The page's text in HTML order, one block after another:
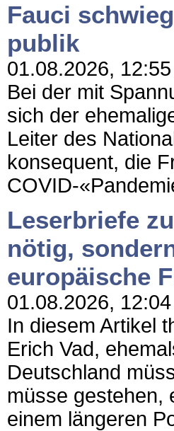
Fauci
publik
01.08.2026,
Bei der mit
sich der
Leiter des
konsequent, die
COVID-
Leserbriefe
nötig,
europäische
01.08.2026,
In diesem Artikel
Erich Vad,
Deutschland
müsse gestehen,
einem längeren